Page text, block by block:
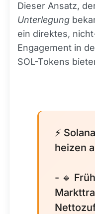
Dieser Ansatz,
Unterlegung
ein direktes,
Engagement in
SOL-Tokens
⚡
heizen
- 🔹